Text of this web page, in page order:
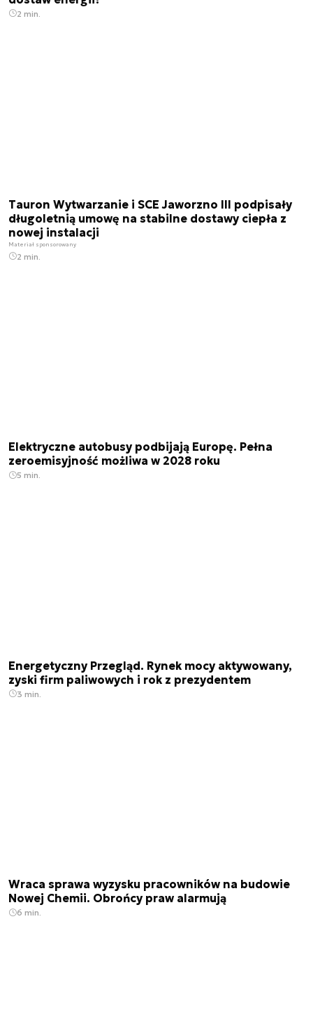
2 min.
Tauron Wytwarzanie i SCE Jaworzno III podpisały
długoletnią umowę na stabilne dostawy ciepła z
nowej instalacji
Materiał sponsorowany
2 min.
Elektryczne autobusy podbijają Europę. Pełna
zeroemisyjność możliwa w 2028 roku
5 min.
Energetyczny Przegląd. Rynek mocy aktywowany,
zyski firm paliwowych i rok z prezydentem
3 min.
Wraca sprawa wyzysku pracowników na budowie
Nowej Chemii. Obrońcy praw alarmują
6 min.